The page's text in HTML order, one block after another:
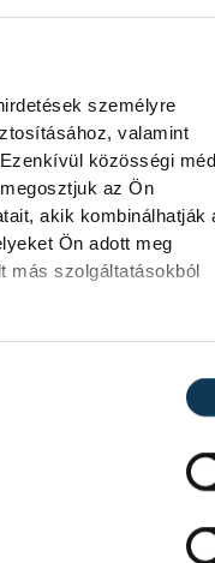
személyre
valamint
közösségi
az Ön
akik kombinálhatják
Ön adott meg
más szolgáltatásokból
német
alól, máshol
brit akna került
Mi
Paks?
egykori
Egonnak
Paksi Atomerőmű
éveken át felelt a
és a paksi
van, amelyre